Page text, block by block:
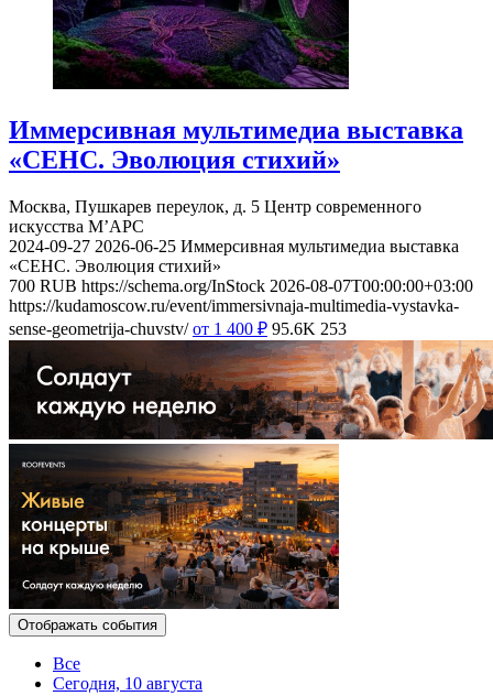
Иммерсивная мультимедиа выставка
«СЕНС. Эволюция стихий»
Москва, Пушкарев переулок, д. 5 Центр современного
искусства М’АРС
2024-09-27 2026-06-25 Иммерсивная мультимедиа выставка
«СЕНС. Эволюция стихий»
700 RUB https://schema.org/InStock 2026-08-07T00:00:00+03:00
https://kudamoscow.ru/event/immersivnaja-multimedia-vystavka-
sense-geometrija-chuvstv/ от 1 400 ₽ 95.6K 253
Отображать события
Все
Сегодня, 10 августа